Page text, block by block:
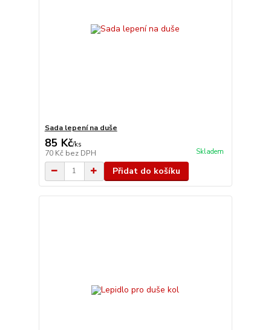
Sada lepení na duše
85 Kč/ks
70 Kč bez DPH Skladem
Přidat do košíku